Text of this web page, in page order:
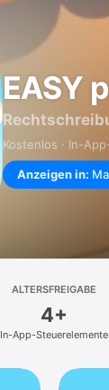
EASY
Kostenlos · In-
Anzeigen in:
ALTERSFREIGABE
4+
In-App-Steuerelemente